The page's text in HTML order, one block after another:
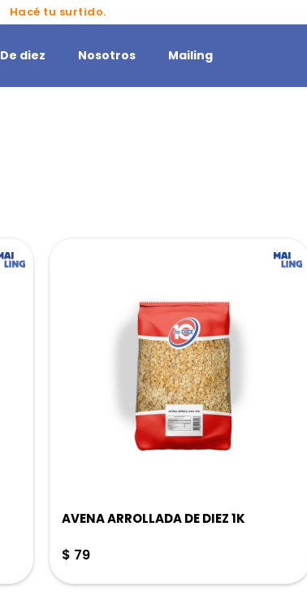
Hacé tu surtido.
De diez Nosotros Mailing
AVENA ARROLLADA DE DIEZ 1K
$ 79